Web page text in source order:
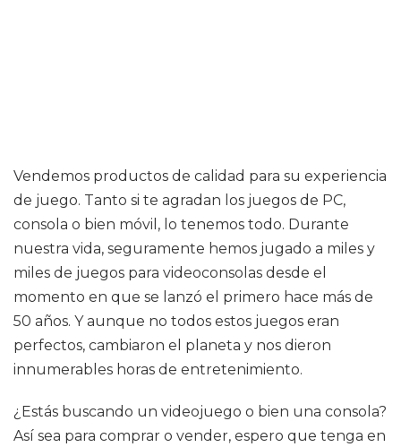
Vendemos productos de calidad para su experiencia
de juego. Tanto si te agradan los juegos de PC,
consola o bien móvil, lo tenemos todo. Durante
nuestra vida, seguramente hemos jugado a miles y
miles de juegos para videoconsolas desde el
momento en que se lanzó el primero hace más de
50 años. Y aunque no todos estos juegos eran
perfectos, cambiaron el planeta y nos dieron
innumerables horas de entretenimiento.
¿Estás buscando un videojuego o bien una consola?
Así sea para comprar o vender, espero que tenga en